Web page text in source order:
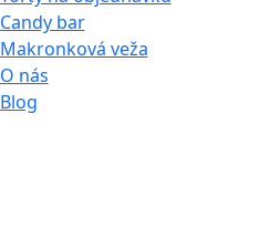
Candy bar
Makronková veža
O nás
Blog